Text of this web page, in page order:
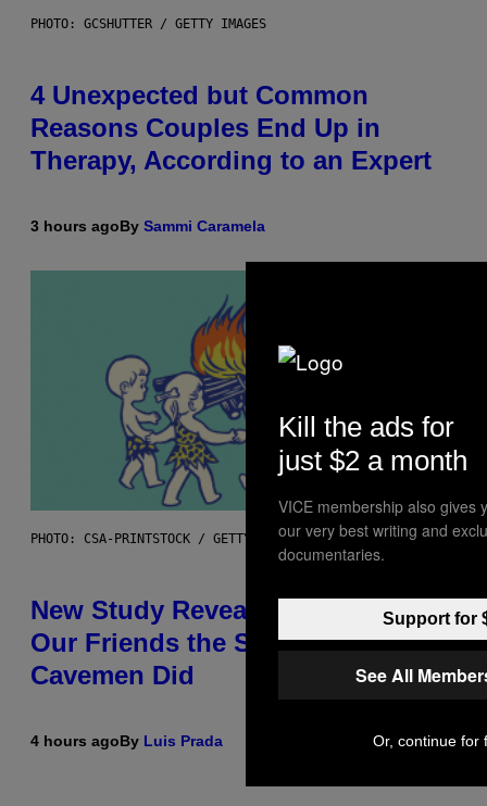
PHOTO: GCSHUTTER / GETTY IMAGES
4 Unexpected but Common
Reasons Couples End Up in
Therapy, According to an Expert
3 hours agoBy Sammi Caramela
PHOTO: CSA-PRINTSTOCK / GETTY IMAGES
New Study Reveals We Still Pick
Our Friends the Same Way
Cavemen Did
4 hours agoBy Luis Prada
Kill the ads for
just $2 a month
VICE membership also gives
our very best writing and
documentaries.
Support for
See All
Or, continue for